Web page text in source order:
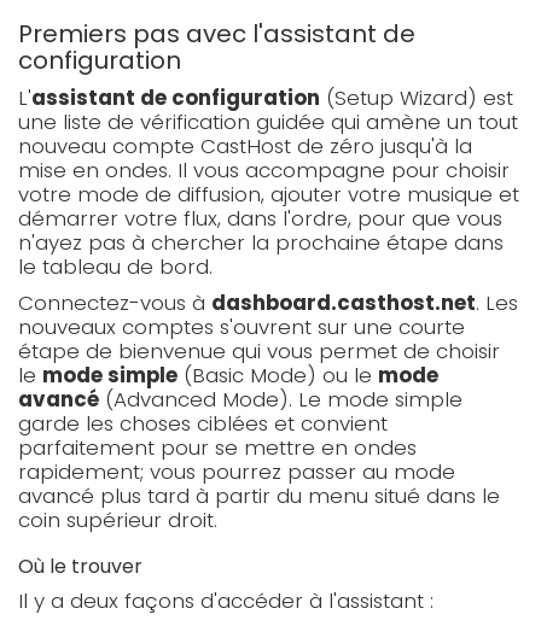
Premiers pas avec l'assistant de
configuration
L'assistant de configuration (Setup Wizard) est
une liste de vérification guidée qui amène un tout
nouveau compte CastHost de zéro jusqu'à la
mise en ondes. Il vous accompagne pour choisir
votre mode de diffusion, ajouter votre musique et
démarrer votre flux, dans l'ordre, pour que vous
n'ayez pas à chercher la prochaine étape dans
le tableau de bord.
Connectez-vous à dashboard.casthost.net. Les
nouveaux comptes s'ouvrent sur une courte
étape de bienvenue qui vous permet de choisir
le mode simple (Basic Mode) ou le mode
avancé (Advanced Mode). Le mode simple
garde les choses ciblées et convient
parfaitement pour se mettre en ondes
rapidement; vous pourrez passer au mode
avancé plus tard à partir du menu situé dans le
coin supérieur droit.
Où le trouver
Il y a deux façons d'accéder à l'assistant :